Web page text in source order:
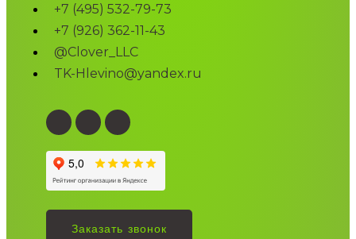
+7 (495) 532-79-73
+7 (926) 362-11-43
@Clover_LLC
TK-Hlevino@yandex.ru
Заказать звонок